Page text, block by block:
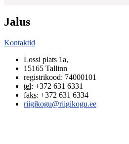
Jalus
Kontaktid
Lossi plats 1a,
15165 Tallinn
registrikood: 74000101
tel: +372 631 6331
faks: +372 631 6334
riigikogu@riigikogu.ee